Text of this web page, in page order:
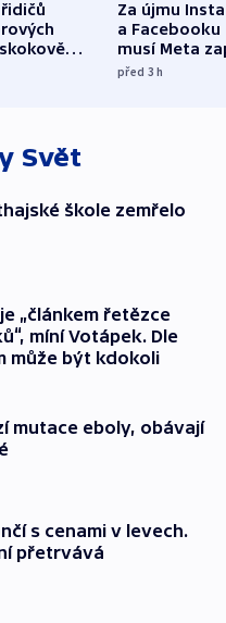
ve
Za újmu
a
musí Meta
půl miliardy
před 3h
Svět
škole zemřelo
„článkem řetězce
míní Votápek. Dle
může být kdokoli
mutace eboly, obávají
s cenami v levech.
přetrvává